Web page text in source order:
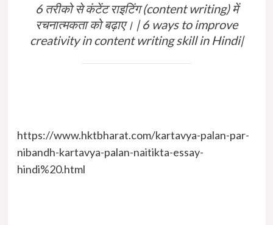
6 तरीको से कंटेंट राइटिंग (content writing) में
रचनात्मकता को बढ़ाए। | 6 ways to improve
creativity in content writing skill in Hindi|
https://www.hktbharat.com/kartavya-palan-par-
nibandh-kartavya-palan-naitikta-essay-
hindi%20.html